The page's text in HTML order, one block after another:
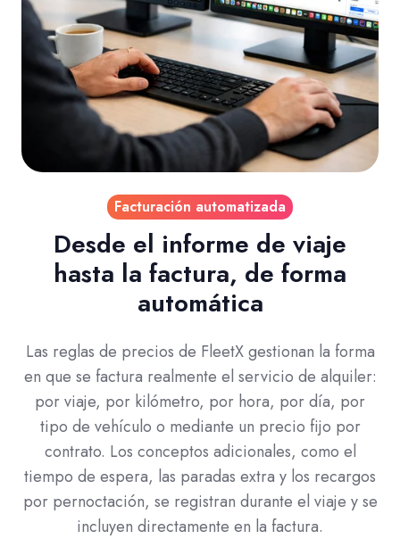
Facturación automatizada
Desde el informe de viaje
hasta la factura, de forma
automática
Las reglas de precios de FleetX gestionan la forma
en que se factura realmente el servicio de alquiler:
por viaje, por kilómetro, por hora, por día, por
tipo de vehículo o mediante un precio fijo por
contrato. Los conceptos adicionales, como el
tiempo de espera, las paradas extra y los recargos
por pernoctación, se registran durante el viaje y se
incluyen directamente en la factura.